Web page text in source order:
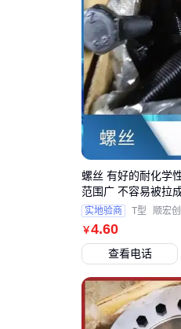
￥4.60
螺丝 有好的耐化学
范围广 不容易被拉
实地验商 T型 顺宏
查看电话